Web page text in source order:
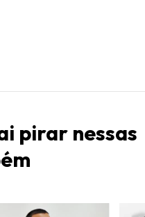
pirar nessas